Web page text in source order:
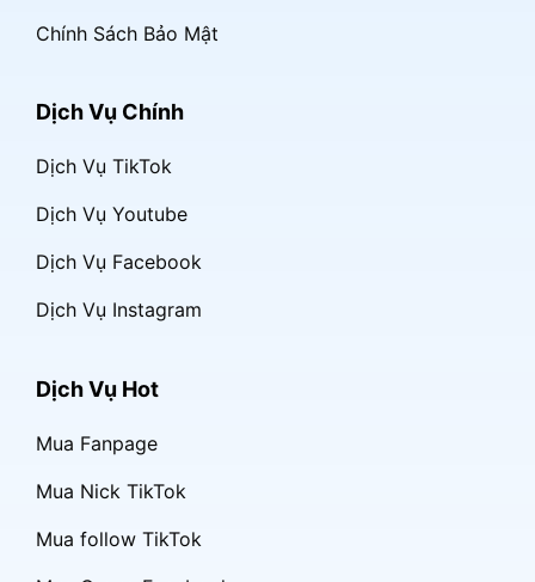
Chính Sách Bảo Mật
Dịch Vụ Chính
Dịch Vụ TikTok
Dịch Vụ Youtube
Dịch Vụ Facebook
Dịch Vụ Instagram
Dịch Vụ Hot
Mua Fanpage
Mua Nick TikTok
Mua follow TikTok